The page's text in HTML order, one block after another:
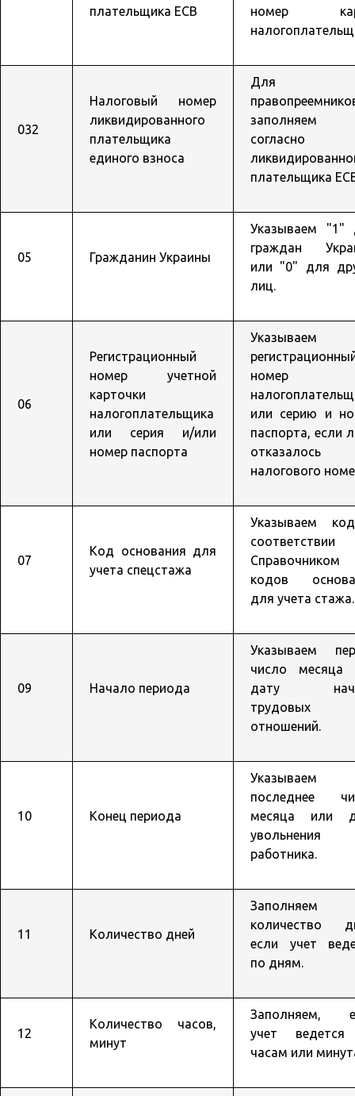
плательщика ЕСВ
номер
032
Налоговый номер
ликвидированного
плательщика
единого взноса
Для
заполняем
согласно
плательщика
05 Гражданин Украины
Указываем "1"
граждан
или "0" для
лиц.
06
Регистрационный
номер учетной
карточки
налогоплательщика
или серия и/или
номер паспорта
Указываем
номер
или серию и
паспорта, если
отказалось
налогового
07
Код основания для
учета спецстажа
Указываем
Справочником
кодов
для учета стажа.
09 Начало периода
Указываем
число месяца
дату
трудовых
отношений.
10 Конец периода
Указываем
последнее
месяца или
увольнения
работника.
11 Количество дней
Заполняем
количество
если учет
по дням.
12
Количество часов,
минут
Заполняем,
учет
часам или